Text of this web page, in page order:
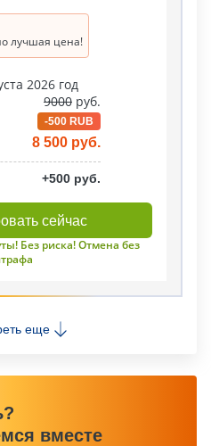
лучшая цена!
2026 год
9000 руб.
-500 RUB
8 500 руб.
+500 руб.
сейчас
Без риска! Отмена без
еще
вместе